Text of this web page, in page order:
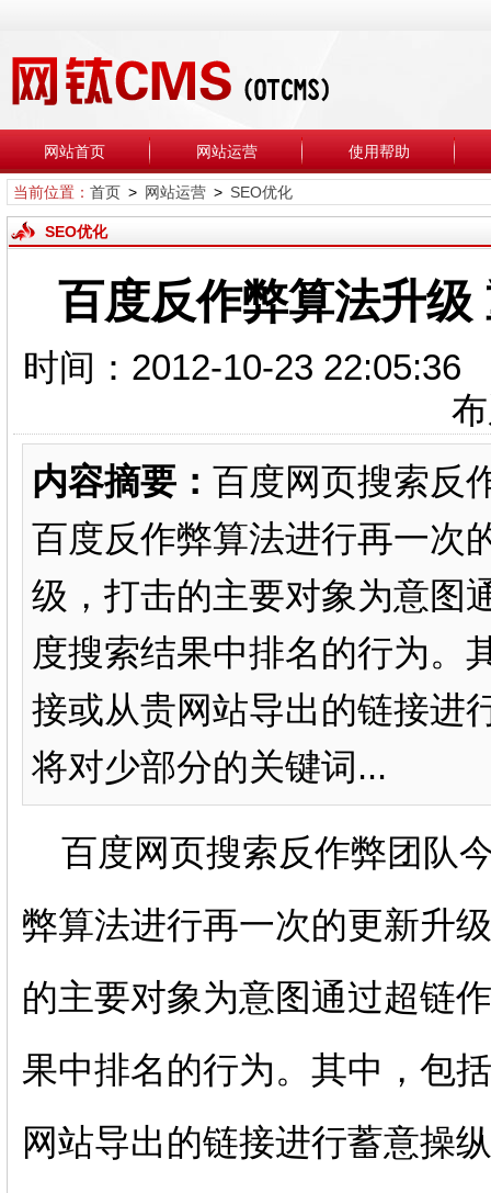
网站首页 网站运营 使用帮助
当前位置： 首页> 网站运营> SEO优化
SEO优化
百度反作弊算法升
时间：2012-10-23
内容摘要： 百度网页搜索反
百度反作弊算法进行再一次
级，打击的主要对象为意图
度搜索结果中排名的行为。
接或从贵网站导出的链接进
将对少部分的关键词...
百度网页搜索反作弊团队
弊算法进行再一次的更新升
的主要对象为意图通过超链
果中排名的行为。其中，包
网站导出的链接进行蓄意操